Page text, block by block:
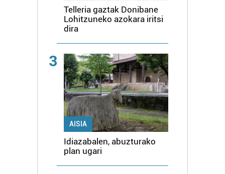
Telleria gaztak Donibane
Lohitzuneko azokara iritsi
dira
3
AISIA
Idiazabalen, abuzturako
plan ugari